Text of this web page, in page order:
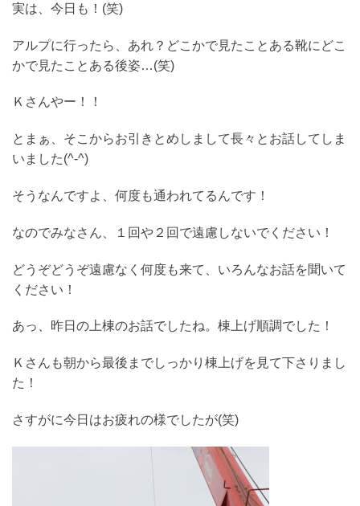
実は、今日も！(笑)
アルプに行ったら、あれ？どこかで見たことある靴にどこ
かで見たことある後姿…(笑)
Ｋさんやー！！
とまぁ、そこからお引きとめしまして長々とお話してしま
いました(^-^)
そうなんですよ、何度も通われてるんです！
なのでみなさん、１回や２回で遠慮しないでください！
どうぞどうぞ遠慮なく何度も来て、いろんなお話を聞いて
ください！
あっ、昨日の上棟のお話でしたね。棟上げ順調でした！
Ｋさんも朝から最後までしっかり棟上げを見て下さりまし
た！
さすがに今日はお疲れの様でしたが(笑)